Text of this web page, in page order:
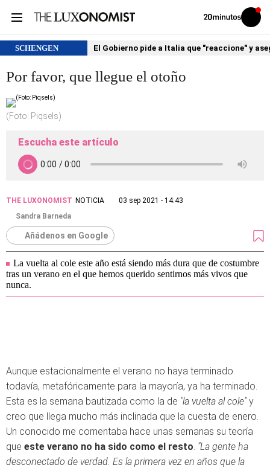
Volver
Iniciar
sesión
SCHENGEN El Gobierno pide a Italia que "reaccione" y
Por favor, que llegue el otoño
(Foto: Piqsels)
Escucha este artículo
THE LUXONOMIST NOTICIA
03 sep 2021 - 14:43
Sandra Barneda
Añádenos en Google
La vuelta al cole este año está siendo más dura que de costumbre
tras un verano en el que hemos querido sentirnos más vivos que
nunca.
Aunque estacionalmente el verano no haya terminado
todavía, metafóricamente para la mayoría, ya ha terminado.
Esta es la semana bautizada como la de "la vuelta al cole"y
creo que llega mucho más inclinada que la cuesta de enero.
Un conocido me comentaba hace unas semanas su teoría
que este verano no ha sido como el resto. "La gente ha
desconectado de verdad. Es la primera vez en años que la